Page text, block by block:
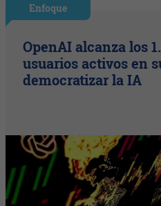
Enfoque
OpenAI alcanza los
usuarios activos en
democratizar la IA